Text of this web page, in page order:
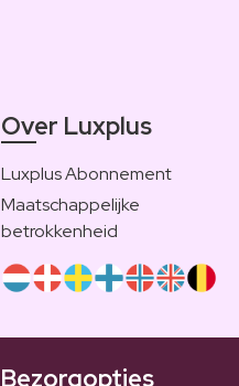
Over Luxplus
Luxplus Abonnement
Maatschappelijke
betrokkenheid
Bezorgopties